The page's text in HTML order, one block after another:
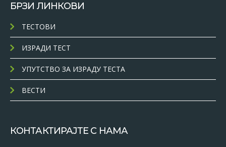
БРЗИ ЛИНКОВИ
ТЕСТОВИ
ИЗРАДИ ТЕСТ
УПУТСТВО ЗА ИЗРАДУ ТЕСТА
ВЕСТИ
КОНТАКТИРАЈТЕ С НАМА